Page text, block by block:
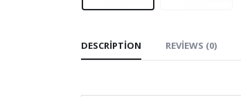
DESCRIPTION REVIEWS (0)